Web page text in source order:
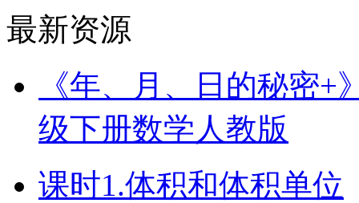
最新资源
《年、月、日的秘密+
级下册数学人教版
课时1.体积和体积单位